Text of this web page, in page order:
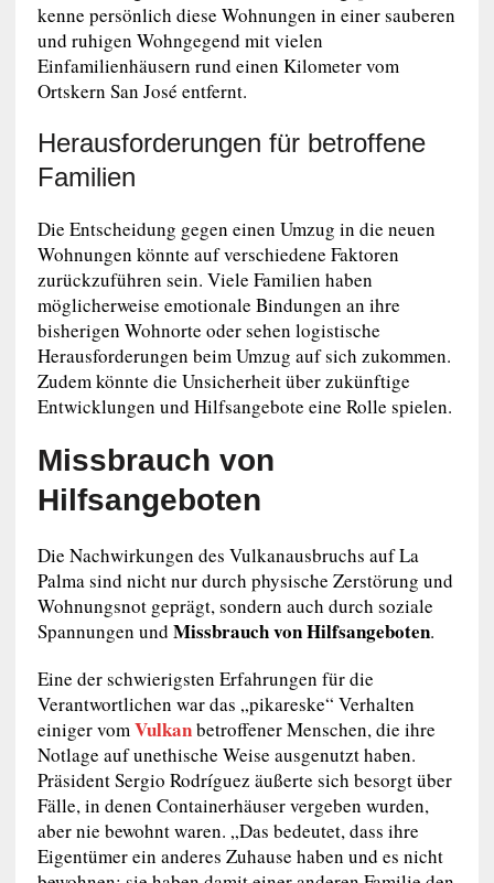
kenne persönlich diese Wohnungen in einer sauberen
und ruhigen Wohngegend mit vielen
Einfamilienhäusern rund einen Kilometer vom
Ortskern San José entfernt.
Herausforderungen für betroffene
Familien
Die Entscheidung gegen einen Umzug in die neuen
Wohnungen könnte auf verschiedene Faktoren
zurückzuführen sein. Viele Familien haben
möglicherweise emotionale Bindungen an ihre
bisherigen Wohnorte oder sehen logistische
Herausforderungen beim Umzug auf sich zukommen.
Zudem könnte die Unsicherheit über zukünftige
Entwicklungen und Hilfsangebote eine Rolle spielen.
Missbrauch von
Hilfsangeboten
Die Nachwirkungen des Vulkanausbruchs auf La
Palma sind nicht nur durch physische Zerstörung und
Wohnungsnot geprägt, sondern auch durch soziale
Spannungen und Missbrauch von Hilfsangeboten.
Eine der schwierigsten Erfahrungen für die
Verantwortlichen war das „pikareske“ Verhalten
einiger vomVulkanbetroffener Menschen, die ihre
Notlage auf unethische Weise ausgenutzt haben.
Präsident Sergio Rodríguez äußerte sich besorgt über
Fälle, in denen Containerhäuser vergeben wurden,
aber nie bewohnt waren. „Das bedeutet, dass ihre
Eigentümer ein anderes Zuhause haben und es nicht